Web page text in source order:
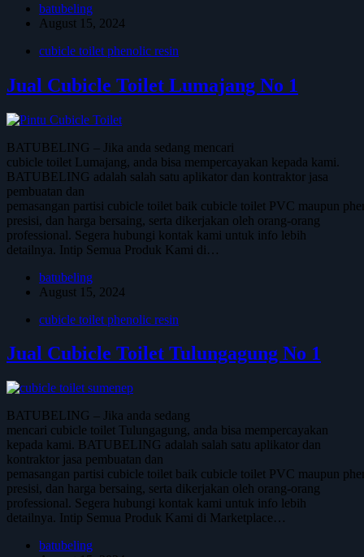
batubeling
August 15, 2024
cubicle toilet phenolic resin
Jual Cubicle Toilet Lumajang No 1
BATUBELING – Jika anda sedang mencari
cubicle toilet Lumajang, anda bisa mempercayakan kepada kami.
BATUBELING adalah salah satu aplikator dan kontraktor jasa
pembuatan dan
pemasangan partisi cubicle toilet baik cubicle toilet PVC maupun
presisi, dan harga bersaing, serta dikerjakan oleh orang-orang
professional. Segera hubungi kontak kami untuk info lebih
detailnya. Intip Semua Produk Kami di…
batubeling
August 15, 2024
cubicle toilet phenolic resin
Jual Cubicle Toilet Tulungagung No 1
BATUBELING – Jika anda sedang
mencari cubicle toilet Tulungagung, anda bisa mempercayakan
kepada kami. BATUBELING adalah salah satu aplikator dan
kontraktor jasa pembuatan dan
pemasangan partisi cubicle toilet baik cubicle toilet PVC maupun
presisi, dan harga bersaing, serta dikerjakan oleh orang-orang
professional. Segera hubungi kontak kami untuk info lebih
detailnya. Intip Semua Produk Kami di Marketplace…
batubeling